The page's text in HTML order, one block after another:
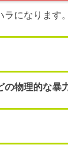
になります。
物理的な暴